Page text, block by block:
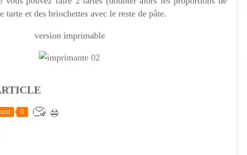
tarte et des briochettes avec le reste de pâte.
version imprimable
0